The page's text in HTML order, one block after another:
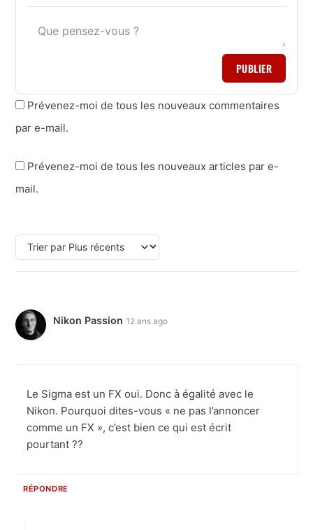
PUBLIER
Prévenez-moi de tous les nouveaux commentaires
par e-mail.
Prévenez-moi de tous les nouveaux articles par e-
mail.
Nikon Passion 12 ans ago
Le Sigma est un FX oui. Donc à égalité avec le
Nikon. Pourquoi dites-vous « ne pas l’annoncer
comme un FX », c’est bien ce qui est écrit
pourtant ??
RÉPONDRE